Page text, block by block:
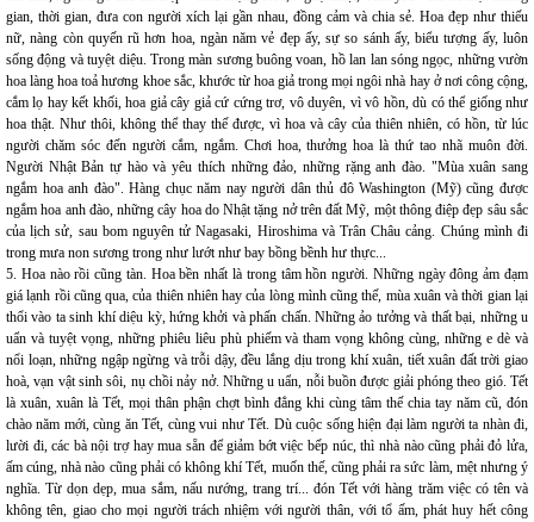
gian, thời gian, đưa con người xích lại gần nhau, đồng cảm và chia sẻ. Hoa đẹp như thiếu
nữ, nàng còn quyến rũ hơn hoa, ngàn năm vẻ đẹp ấy, sự so sánh ấy, biểu tượng ấy, luôn
sống động và tuyệt diệu. Trong màn sương buông voan, hồ lan lan sóng ngọc, những vườn
hoa làng hoa toả hương khoe sắc, khước từ hoa giả trong mọi ngôi nhà hay ở nơi công cộng,
cắm lọ hay kết khối, hoa giả cây giả cứ cứng trơ, vô duyên, vì vô hồn, dù có thể giống như
hoa thật. Như thôi, không thể thay thế được, vì hoa và cây của thiên nhiên, có hồn, từ lúc
người chăm sóc đến người cắm, ngắm. Chơi hoa, thưởng hoa là thứ tao nhã muôn đời.
Người Nhật Bản tự hào và yêu thích những đảo, những rặng anh đào. "Mùa xuân sang
ngắm hoa anh đào". Hàng chục năm nay người dân thủ đô Washington (Mỹ) cũng được
ngắm hoa anh đào, những cây hoa do Nhật tặng nở trên đất Mỹ, một thông điệp đẹp sâu sắc
của lịch sử, sau bom nguyên tử Nagasaki, Hiroshima và Trân Châu cảng. Chúng mình đi
trong mưa non sương trong như lướt như bay bồng bềnh hư thực...
5. Hoa nào rồi cũng tàn. Hoa bền nhất là trong tâm hồn người. Những ngày đông ảm đạm
giá lạnh rồi cũng qua, của thiên nhiên hay của lòng mình cũng thế, mùa xuân và thời gian lại
thổi vào ta sinh khí diệu kỳ, hứng khởi và phấn chấn. Những ảo tưởng và thất bại, những u
uẩn và tuyệt vọng, những phiêu liêu phù phiếm và tham vọng không cùng, những e dè và
nổi loạn, những ngập ngừng và trỗi dậy, đều lắng dịu trong khí xuân, tiết xuân đất trời giao
hoà, vạn vật sinh sôi, nụ chồi nảy nở. Những u uẩn, nỗi buồn được giải phóng theo gió. Tết
là xuân, xuân là Tết, mọi thân phận chợt bình đẳng khi cùng tâm thế chia tay năm cũ, đón
chào năm mới, cùng ăn Tết, cùng vui như Tết. Dù cuộc sống hiện đại làm người ta nhàn đi,
lười đi, các bà nội trợ hay mua sẵn để giảm bớt việc bếp núc, thì nhà nào cũng phải đỏ lửa,
ấm cúng, nhà nào cũng phải có không khí Tết, muốn thế, cũng phải ra sức làm, mệt nhưng ý
nghĩa. Từ dọn dẹp, mua sắm, nấu nướng, trang trí... đón Tết với hàng trăm việc có tên và
không tên, giao cho mọi người trách nhiệm với người thân, với tổ ấm, phát huy hết công